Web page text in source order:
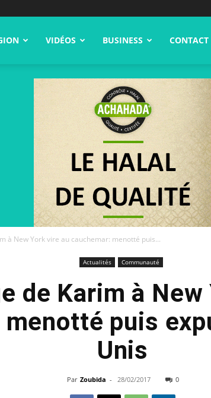
VIDÉOS BUSINESS CONTACT
à New York vire au cauchemar: menotté puis...
Actualités Communauté
de Karim à
puis
Unis
Par Zoubida - 28/02/2017 0